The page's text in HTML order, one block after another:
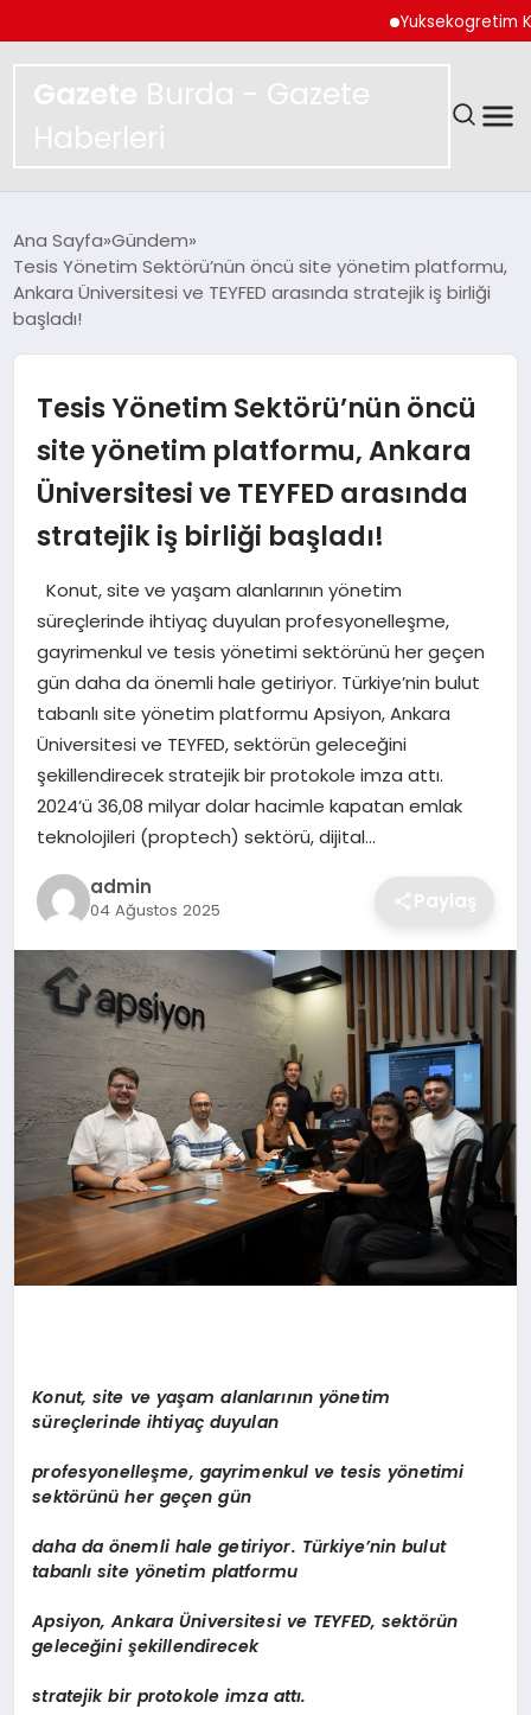
Yuksekogretim
Gazete Burda - Gazete
Haberleri
SPOR
YAŞAM
EKONOMI
TEKNOLOJI
SAĞLIK
EĞITIM
DÜNYA
SIYASET
Ana Sayfa Gündem
Tesis Yönetim Sektörü’nün öncü site yönetim platformu,
Ankara Üniversitesi ve TEYFED arasında stratejik iş birliği
başladı!
Tesis Yönetim Sektörü’nün öncü
site yönetim platformu, Ankara
Üniversitesi ve TEYFED arasında
stratejik iş birliği başladı!
Konut, site ve yaşam alanlarının yönetim
süreçlerinde ihtiyaç duyulan profesyonelleşme,
gayrimenkul ve tesis yönetimi sektörünü her geçen
gün daha da önemli hale getiriyor. Türkiye’nin bulut
tabanlı site yönetim platformu Apsiyon, Ankara
Üniversitesi ve TEYFED, sektörün geleceğini
şekillendirecek stratejik bir protokole imza attı.
2024’ü 36,08 milyar dolar hacimle kapatan emlak
teknolojileri (proptech) sektörü, dijital…
admin
04 Ağustos 2025 Paylaş
Konut, site ve yaşam alanlarının yönetim
süreçlerinde ihtiyaç duyulan
profesyonelleşme, gayrimenkul ve tesis yönetimi
sektörünüher geçen gün
daha da önemli hale getiriyor. Türkiye’nin bulut
tabanlı site yönetim platformu
Apsiyon, AnkaraÜniversitesi ve TEYFED, sektörün
geleceğini şekillendirecek
stratejik bir protokole imza attı.